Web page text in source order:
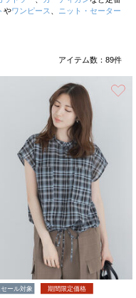
やワンピース
ニット・セーター
アイテム数： 89件
ール対象 期間限定価格